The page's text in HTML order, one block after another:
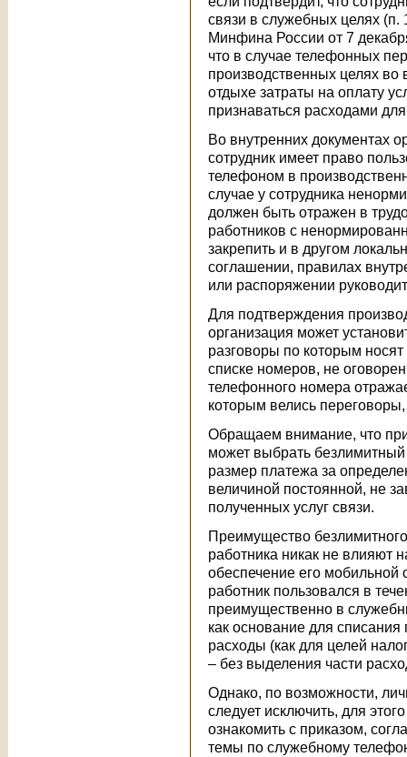
связи в служебных целях (п.
Минфина России от 7
что в случае телефонных
производственных целях
отдыхе затраты на оплату
признаваться расходами
Во внутренних документах
сотрудник имеет право
телефоном в
случае у сотрудника
должен быть отражен в
работников с
закрепить и в другом
соглашении, правилах
или распоряжении
Для подтверждения
организация может
разговоры по которым
списке номеров, не
телефонного номера
которым велись
Обращаем внимание, что
может выбрать
размер платежа за
величиной постоянной, не
полученных услуг связи.
Преимущество
работника никак не влияют
обеспечение его мобильной
работник пользовался в
преимущественно в
как основание для
расходы (как для целей
– без выделения части
Однако, по возможности,
следует исключить, для
ознакомить с приказом,
темы по служебному